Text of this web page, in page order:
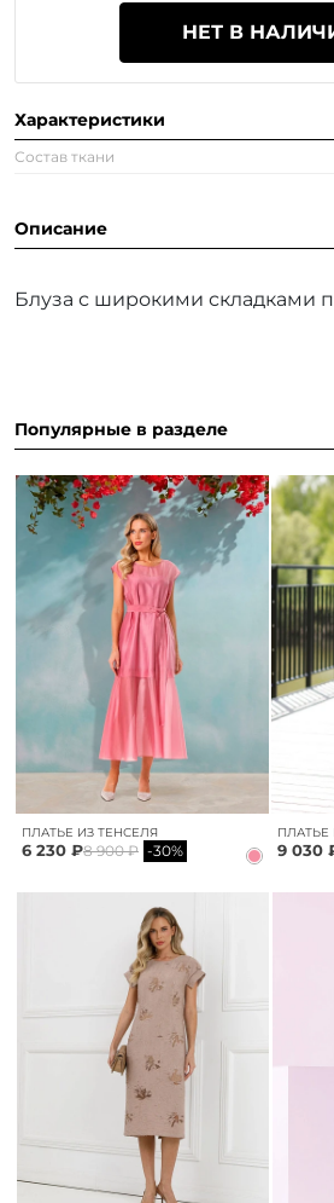
НЕТ В
Характеристики
Состав ткани
Описание
Блуза с широкими складками
Популярные в разделе
ПЛАТЬЕ ИЗ ТЕНСЕЛЯ
6 230 ₽8 900 ₽ -30% 9 030